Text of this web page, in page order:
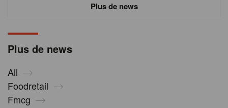
Plus de news
All
Foodretail
Fmcg
Plus de news